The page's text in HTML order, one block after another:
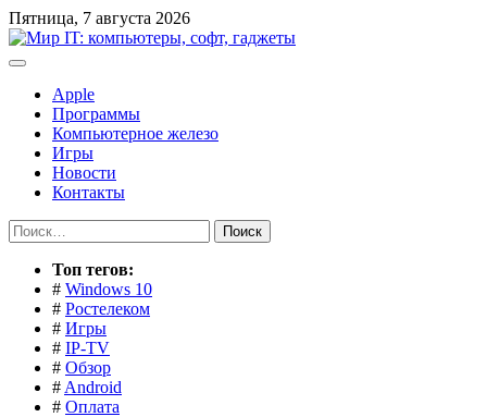
Перейти
к
содержимому
Пятница, 7 августа 2026
Apple
Программы
Компьютерное железо
Игры
Новости
Контакты
Найти:
Toп тегов:
# Windows 10
# Ростелеком
# Игры
# IP-TV
# Обзор
# Android
# Оплата